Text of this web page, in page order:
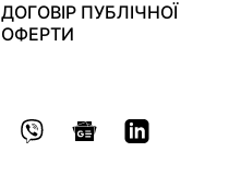
ДОГОВІР ПУБЛІЧНОЇ
ОФЕРТИ